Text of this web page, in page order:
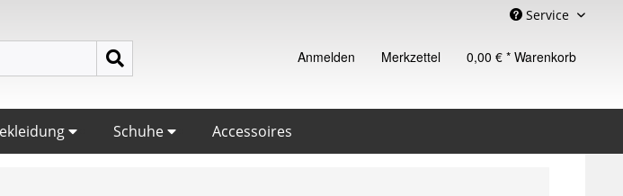
Service
Anmelden Merkzettel 0,00 € * Warenkorb
Schuhe Accessoires